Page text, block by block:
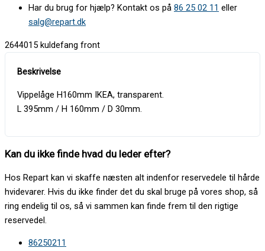
Har du brug for hjælp? Kontakt os på 86 25 02 11 eller
salg@repart.dk
2644015 kuldefang front
Vippelåge H160mm IKEA, transparent.
L 395mm / H 160mm / D 30mm.
Kan du ikke finde hvad du leder efter?
Hos Repart kan vi skaffe næsten alt indenfor reservedele til hårde
hvidevarer. Hvis du ikke finder det du skal bruge på vores shop, så
ring endelig til os, så vi sammen kan finde frem til den rigtige
reservedel.
86250211